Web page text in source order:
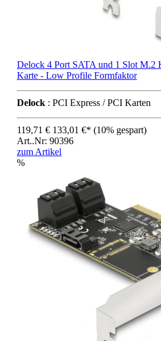
Delock 4 Port SATA und 1 Slot M.2
Karte - Low Profile Formfaktor
Delock : PCI Express / PCI Karten
119,71 € 133,01 €* (10% gespart)
Art..Nr: 90396
zum Artikel
%